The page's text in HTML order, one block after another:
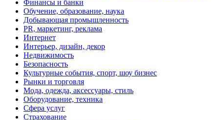
Финансы и банки
Обучение, образование, наука
Добывающая промышленность
PR, маркетинг, реклама
Интернет
Интерьер, дизайн, декор
Недвижимость
Безопасность
Культурные события, спорт, шоу бизнес
Рынки и торговля
Мода, одежда, аксессуары, стиль
Оборудование, техника
Сфера услуг
Страхование